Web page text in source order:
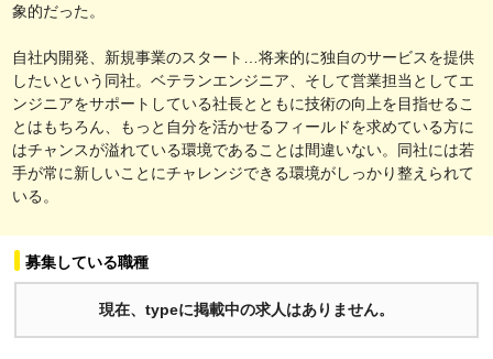
象的だった。
自社内開発、新規事業のスタート…将来的に独自のサービスを提供
したいという同社。ベテランエンジニア、そして営業担当としてエ
ンジニアをサポートしている社長とともに技術の向上を目指せるこ
とはもちろん、もっと自分を活かせるフィールドを求めている方に
はチャンスが溢れている環境であることは間違いない。同社には若
手が常に新しいことにチャレンジできる環境がしっかり整えられて
いる。
募集している職種
現在、typeに掲載中の求人はありません。